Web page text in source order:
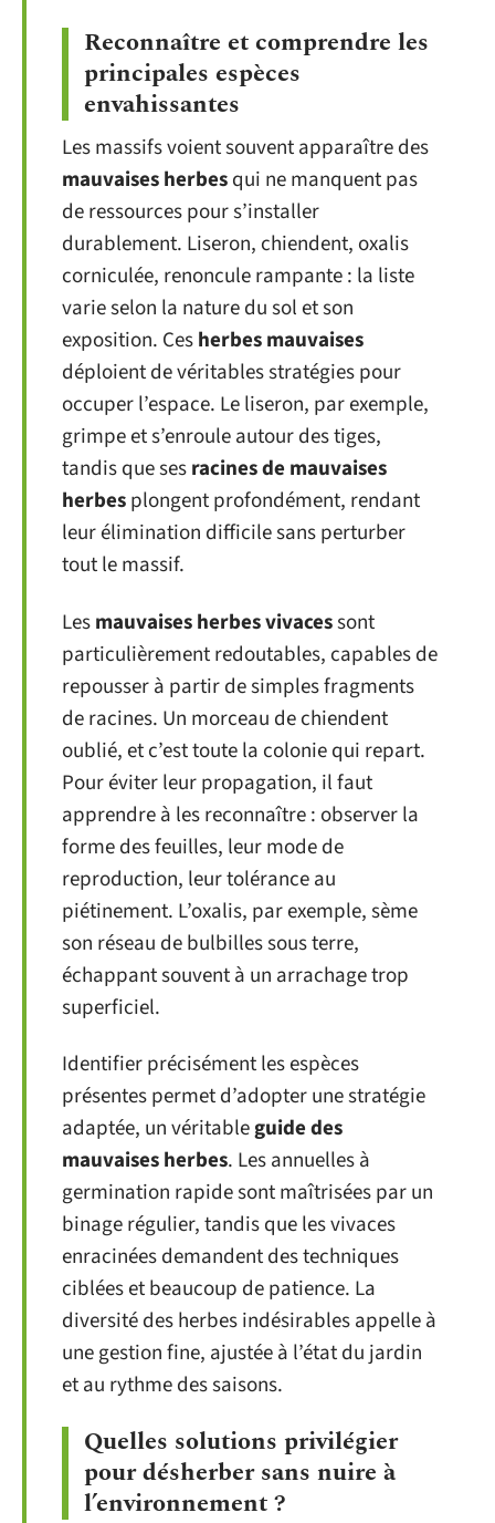
Reconnaître et comprendre les
principales espèces
envahissantes
Les massifs voient souvent apparaître des
mauvaises herbesqui ne manquent pas
de ressources pour s’installer
durablement. Liseron, chiendent, oxalis
corniculée, renoncule rampante : la liste
varie selon la nature du sol et son
exposition. Cesherbes mauvaises
déploient de véritables stratégies pour
occuper l’espace. Le liseron, par exemple,
grimpe et s’enroule autour des tiges,
tandis que sesracines de mauvaises
herbesplongent profondément, rendant
leur élimination difficile sans perturber
tout le massif.
Lesmauvaises herbes vivacessont
particulièrement redoutables, capables de
repousser à partir de simples fragments
de racines. Un morceau de chiendent
oublié, et c’est toute la colonie qui repart.
Pour éviter leur propagation, il faut
apprendre à les reconnaître : observer la
forme des feuilles, leur mode de
reproduction, leur tolérance au
piétinement. L’oxalis, par exemple, sème
son réseau de bulbilles sous terre,
échappant souvent à un arrachage trop
superficiel.
Identifier précisément les espèces
présentes permet d’adopter une stratégie
adaptée, un véritableguide des
mauvaises herbes. Les annuelles à
germination rapide sont maîtrisées par un
binage régulier, tandis que les vivaces
enracinées demandent des techniques
ciblées et beaucoup de patience. La
diversité des herbes indésirables appelle à
une gestion fine, ajustée à l’état du jardin
et au rythme des saisons.
Quelles solutions privilégier
pour désherber sans nuire à
l’environnement ?